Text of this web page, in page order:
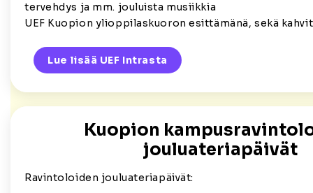
tervehdys ja mm. jouluista musiikkia
UEF Kuopion ylioppilaskuoron esittämänä, sekä
Lue lisää UEF Intrasta
Kuopion
jouluateriapäivät
Ravintoloiden jouluateriapäivät: